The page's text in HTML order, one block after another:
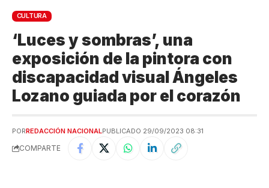
CULTURA
‘Luces y sombras’, una
exposición de la pintora con
discapacidad visual Ángeles
Lozano guiada por el corazón
PORREDACCIÓN NACIONALPUBLICADO 29/09/2023 08:31
COMPARTE